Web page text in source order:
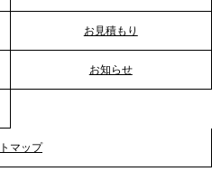
お見積もり
お知らせ
マップ